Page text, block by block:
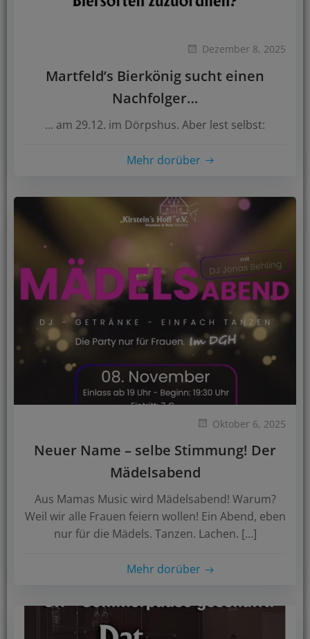
Dezember 8, 2025
Martfeld’s Bierkönig sucht einen
Nachfolger…
… am 29.12. im Dörpshus. Aber lest selbst:
Mehr dorüber
Oktober 6, 2025
Neuer Name – selbe Stimmung! Der
Mädelsabend
Aus Mamas Music wird Mädelsabend! Warum?
Weil wir alle Frauen feiern wollen! Ein Abend, eben
nur für die Mädels. Tanzen. Lachen. […]
Mehr dorüber